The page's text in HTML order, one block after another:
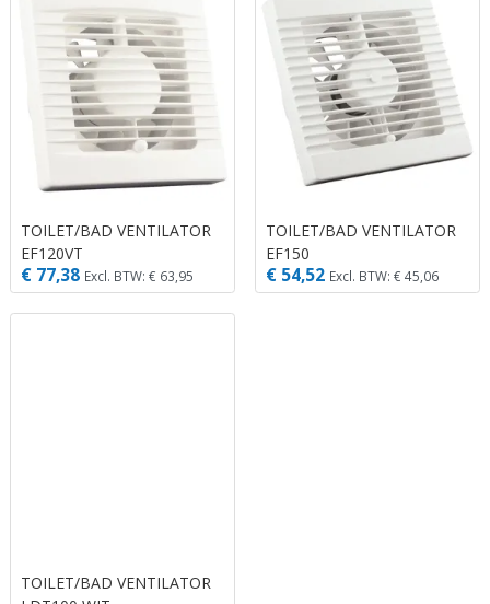
TOILET/BAD VENTILATOR
EF120VT
€ 77,38 Excl. BTW: € 63,95
TOILET/BAD VENTILATOR
EF150
€ 54,52 Excl. BTW: € 45,06
TOILET/BAD VENTILATOR